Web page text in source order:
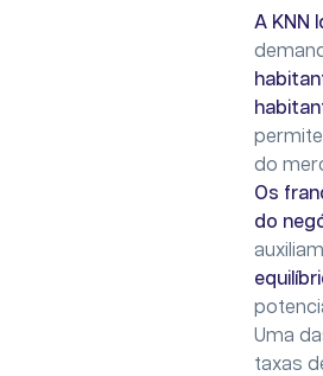
A KNN
do
Os
do
Uma
taxas